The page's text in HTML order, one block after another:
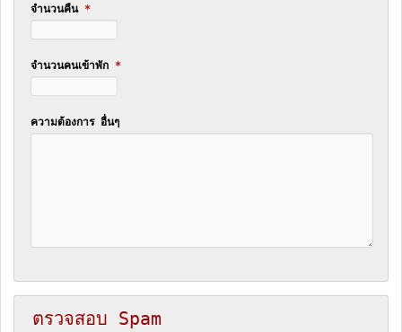
จำนวนคืน *
จำนวนคนเข้าพัก *
ความต้องการ อื่นๆ
ตรวจสอบ Spam